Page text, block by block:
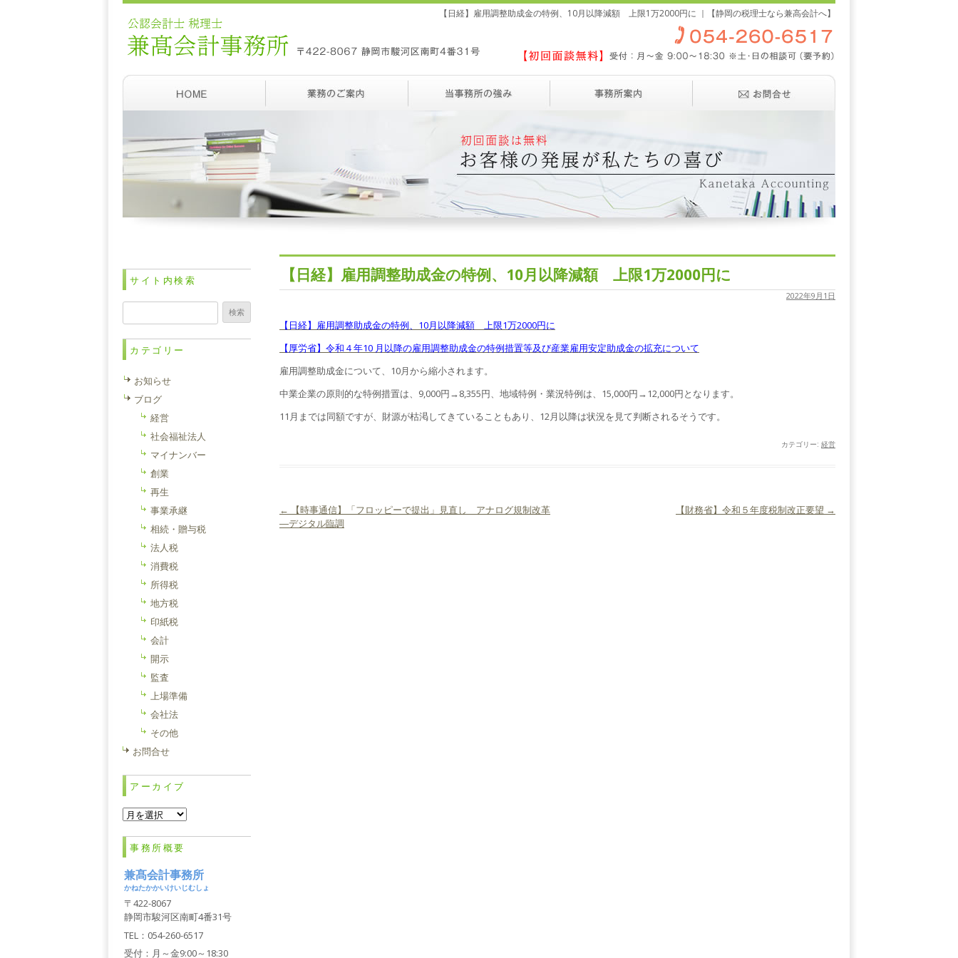
【日経】雇用調整助成金の特例、10月以降減額 上限1万2000円に ｜【静岡の税理士なら兼高会計へ】
【日経】雇用調整助成金の特例、10月以降減額 上限1万2000円に
2022年9月1日
【日経】雇用調整助成金の特例、10月以降減額 上限1万2000円に
【厚労省】令和４年10 月以降の雇用調整助成金の特例措置等及び産業雇用安定助成金の拡充について
雇用調整助成金について、10月から縮小されます。
中業企業の原則的な特例措置は、9,000円→8,355円、地域特例・業況特例は、15,000円→12,000円となります。
11月までは同額ですが、財源が枯渇してきていることもあり、12月以降は状況を見て判断されるそうです。
カテゴリー: 経営
投稿ナビゲーション
←
【時事通信】「フロッピーで提出」見直し アナログ規制改革
―デジタル臨調
【財務省】令和５年度税制改正要望 →
サイト内検索
検
索:
カテゴリー
お知らせ
ブログ
経営
社会福祉法人
マイナンバー
創業
再生
事業承継
相続・贈与税
法人税
消費税
所得税
地方税
印紙税
会計
開示
監査
上場準備
会社法
その他
お問合せ
アーカイブ
ア
カ
イ
ブ
事務所概要
兼髙会計事務所
かねたかかいけいじむしょ
〒422-8067
静岡市駿河区南町4番31号
TEL：054-260-6517
受付：月～金9:00～18:30